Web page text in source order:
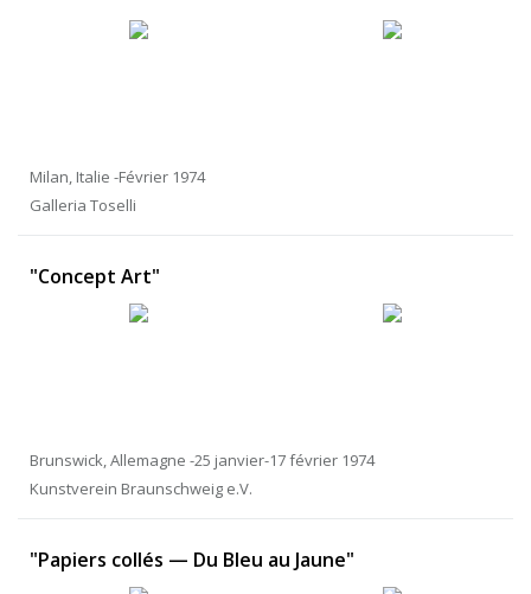
Milan, Italie -Février 1974
Galleria Toselli
"Concept Art"
Brunswick, Allemagne -25 janvier-17 février 1974
Kunstverein Braunschweig e.V.
"Papiers collés — Du Bleu au Jaune"